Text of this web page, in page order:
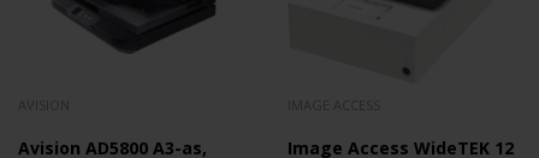
Avision AD5800 A3-as,
Image Access WideTEK 12